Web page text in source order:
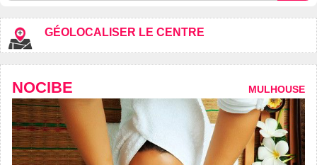
GÉOLOCALISER LE CENTRE
NOCIBE MULHOUSE